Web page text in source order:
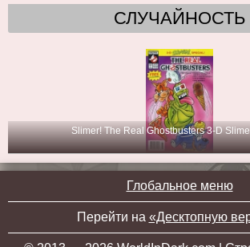
СЛУЧАЙНОСТЬ
Slimer! The Real Ghostbusters 3-D
Глобальное меню
Перейти на «Десктопную